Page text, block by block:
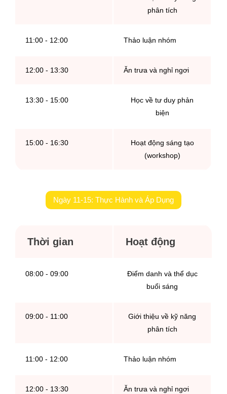
phân tích
11:00 - 12:00 Thảo luận nhóm
12:00 - 13:30 Ăn trưa và nghỉ ngơi
13:30 - 15:00
Học về tư duy phản
biện
15:00 - 16:30
Hoạt động sáng tạo
(workshop)
Ngày 11-15: Thực Hành và Áp Dụng
Thời gian Hoạt động
08:00 - 09:00
Điểm danh và thể dục
buổi sáng
09:00 - 11:00
Giới thiệu về kỹ năng
phân tích
11:00 - 12:00 Thảo luận nhóm
12:00 - 13:30 Ăn trưa và nghỉ ngơi